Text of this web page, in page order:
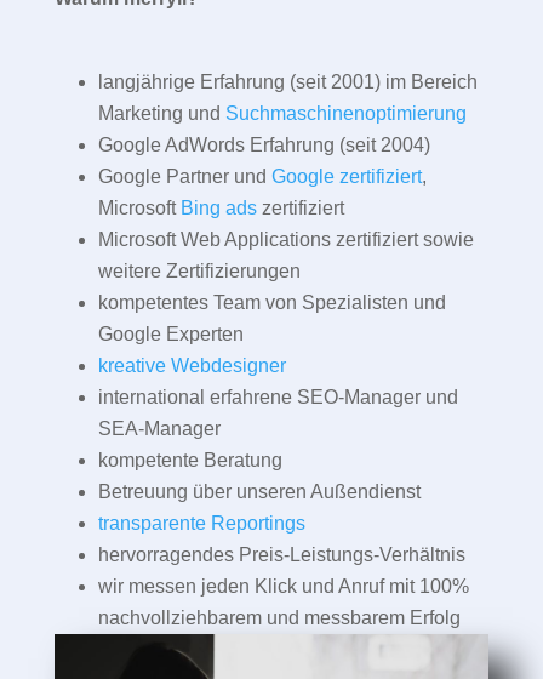
langjährige Erfahrung (seit 2001) im Bereich
Marketing und Suchmaschinenoptimierung
Google AdWords Erfahrung (seit 2004)
Google Partner und Google zertifiziert,
Microsoft Bing adszertifiziert
Microsoft Web Applications zertifiziert sowie
weitere Zertifizierungen
kompetentes Team von Spezialisten und
Google Experten
kreative Webdesigner
international erfahrene SEO-Manager und
SEA-Manager
kompetente Beratung
Betreuung über unseren Außendienst
transparente Reportings
hervorragendes Preis-Leistungs-Verhältnis
wir messen jeden Klick und Anruf mit 100%
nachvollziehbarem und messbarem Erfolg